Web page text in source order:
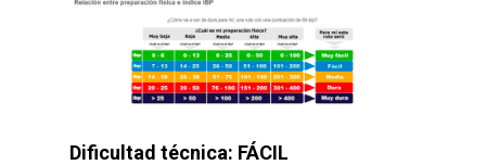
Dificultad técnica: FÁCIL